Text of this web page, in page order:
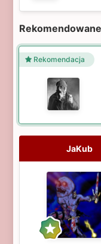
Rekomendacja
JaKub